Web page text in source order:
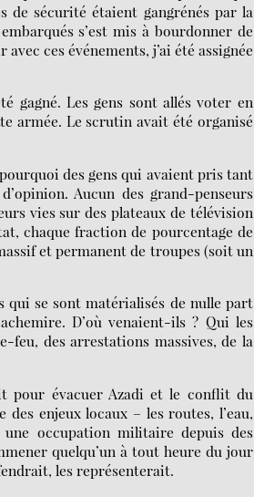
de sécurité étaient gangrénés par la
s’est mis à bourdonner de
ces événements, j’ai été assignée
gagné. Les gens sont allés voter en
armée. Le scrutin avait été organisé
des gens qui avaient pris tant
Aucun des grand-penseurs
vies sur des plateaux de télévision
chaque fraction de pourcentage de
et permanent de troupes (soit un
qui se sont matérialisés de nulle part
D’où venaient-ils ? Qui les
feu, des arrestations massives, de la
pour évacuer Azadi et le conflit du
enjeux locaux – les routes, l’eau,
une occupation militaire depuis des
quelqu’un à tout heure du jour
les représenterait.